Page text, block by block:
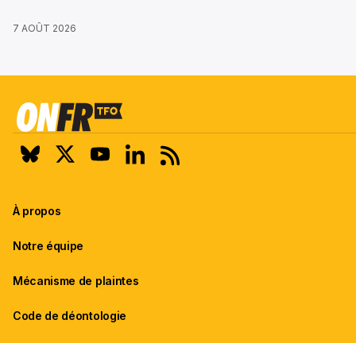
7 AOÛT 2026
À propos
Notre équipe
Mécanisme de plaintes
Code de déontologie